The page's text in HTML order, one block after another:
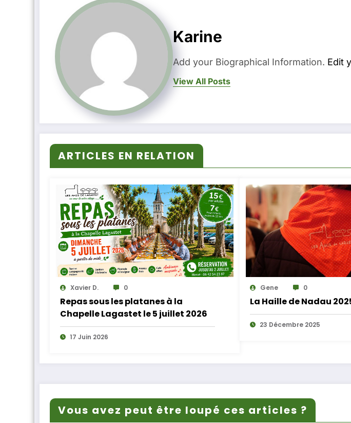
Karine
Add your Biographical Information. Edit
View All Posts
ARTICLES EN RELATION
Xavier D. 0
Repas sous les platanes à la
Chapelle Lagastet le 5 juillet 2026
17 Juin 2026
Gene 0
La Haille de Nadau
23 Décembre 2025
Vous avez peut être loupé ces articles ?